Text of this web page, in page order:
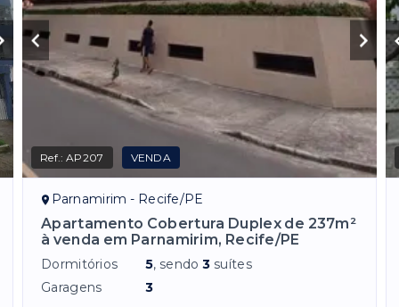
Ref.:AP207 VENDA
Parnamirim - Recife/PE
Apartamento Cobertura Duplex de 237m²
à venda em Parnamirim, Recife/PE
Dormitórios 5, sendo3 suítes
Garagens
3